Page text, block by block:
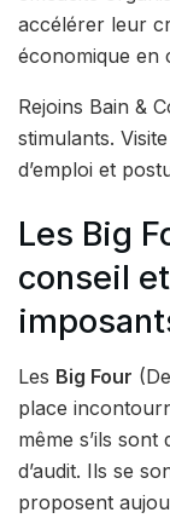
accélérer leur
économique en
Rejoins Bain &
stimulants.
d’emploi et
Les Big
conseil
Les Big Four
place
même s’ils
d’audit. Ils se
proposent